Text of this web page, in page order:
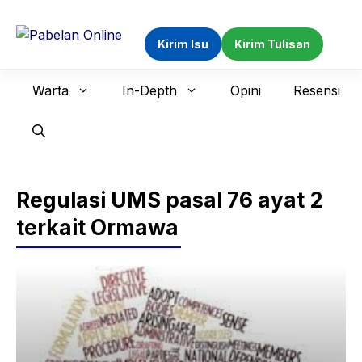
Kirim Isu Kirim Tulisan
Warta In-Depth Opini Resensi
Regulasi UMS pasal 76 ayat 2
terkait Ormawa